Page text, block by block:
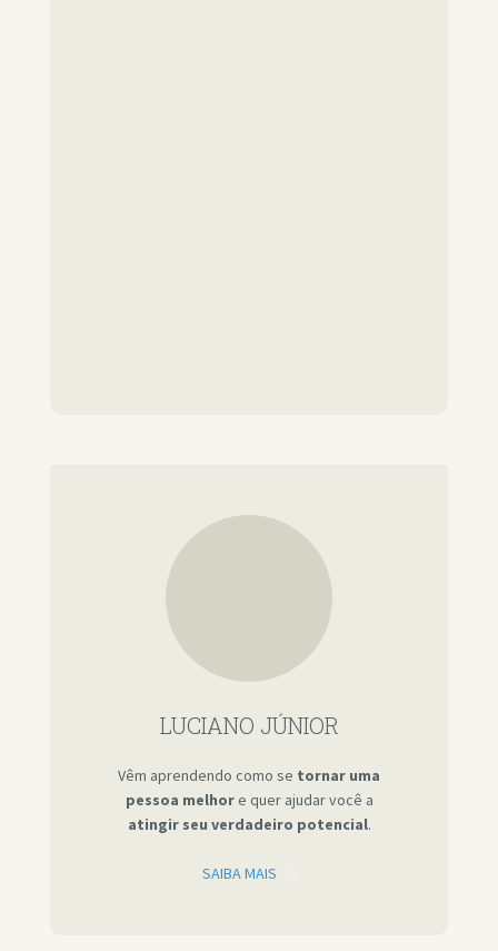
LUCIANO JÚNIOR
Vêm aprendendo como se tornar uma
pessoa melhore quer ajudar você a
atingir seu verdadeiro potencial.
SAIBA MAIS